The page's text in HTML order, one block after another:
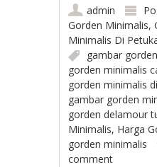
admin
Gorden Minimalis,
Minimalis Di
gambar
gorden minimalis
gorden minimalis
gambar gorden
gorden delamour
Minimalis, Harga
gorden minimalis
comment